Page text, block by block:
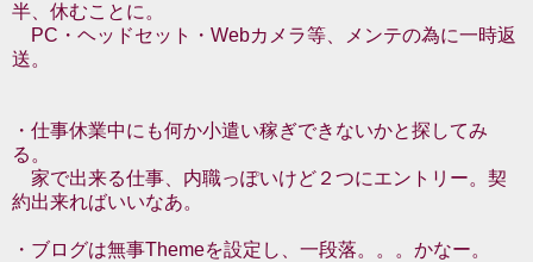
半、休むことに。
PC・ヘッドセット・Webカメラ等、メンテの為に一時返
送。
・仕事休業中にも何か小遣い稼ぎできないかと探してみ
る。
家で出来る仕事、内職っぽいけど２つにエントリー。契
約出来ればいいなあ。
・ブログは無事Themeを設定し、一段落。。。かなー。